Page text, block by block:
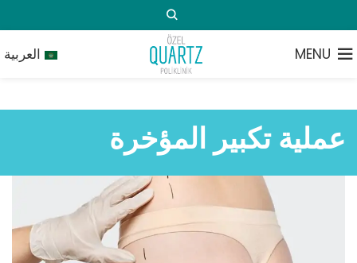
MENU العربية
عملية تكبير المؤخرة